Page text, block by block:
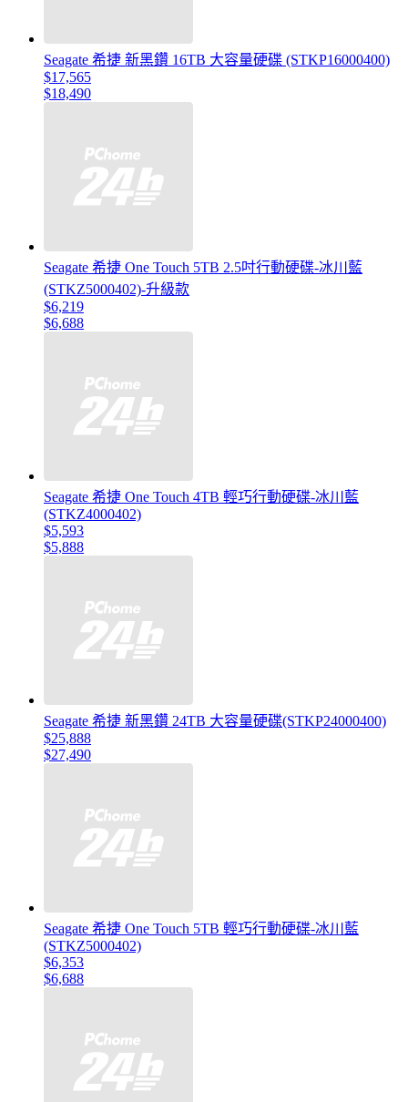
Seagate 希捷 新黑鑽 16TB 大容量硬碟 (STKP16000400)
$17,565
$18,490
Seagate 希捷 One Touch 5TB 2.5吋行動硬碟-冰川藍
(STKZ5000402)-升級款
$6,219
$6,688
Seagate 希捷 One Touch 4TB 輕巧行動硬碟-冰川藍
(STKZ4000402)
$5,593
$5,888
Seagate 希捷 新黑鑽 24TB 大容量硬碟(STKP24000400)
$25,888
$27,490
Seagate 希捷 One Touch 5TB 輕巧行動硬碟-冰川藍
(STKZ5000402)
$6,353
$6,688